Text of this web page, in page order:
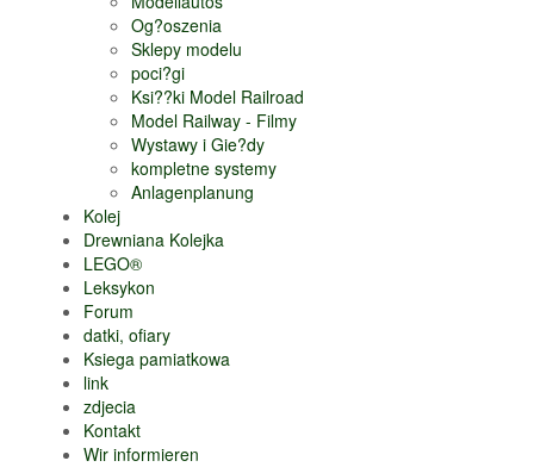
Og?oszenia
Sklepy modelu
poci?gi
Ksi??ki Model Railroad
Model Railway - Filmy
Wystawy i Gie?dy
kompletne systemy
Anlagenplanung
Kolej
Drewniana Kolejka
LEGO®
Leksykon
Forum
datki, ofiary
Ksiega pamiatkowa
link
zdjecia
Kontakt
Wir informieren